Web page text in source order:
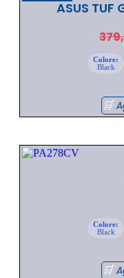
ASUS TUF
Colore:
Black
Colore:
Black